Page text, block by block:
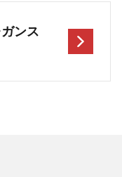
ンス